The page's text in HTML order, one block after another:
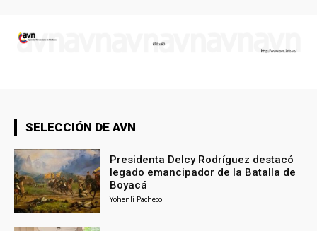
SELECCIÓN DE AVN
Presidenta Delcy Rodríguez destacó
legado emancipador de la Batalla de
Boyacá
Yohenli Pacheco